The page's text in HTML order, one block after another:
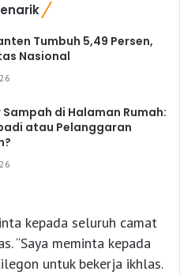
Tumbuh 5,49 Persen,
Nasional
di Halaman Rumah:
atau Pelanggaran
kepada seluruh camat
“Saya meminta kepada
untuk bekerja ikhlas.